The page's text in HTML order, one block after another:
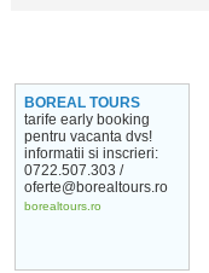
BOREAL TOURS
tarife early booking
pentru vacanta dvs!
informatii si inscrieri:
0722.507.303 /
oferte@borealtours.ro
borealtours.ro